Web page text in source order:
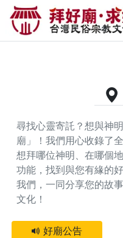
高雄市鼓山區
求好運 找到與
尋找心靈寄託？想與神
廟」！我們用心收錄了
想拜哪位神明、在哪個
功能，找到與您有緣的好
我們，一同分享您的故
文化！
好廟公告